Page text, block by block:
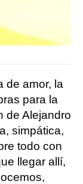
de amor, la
para la
de Alejandro
simpática,
todo con
llegar allí,